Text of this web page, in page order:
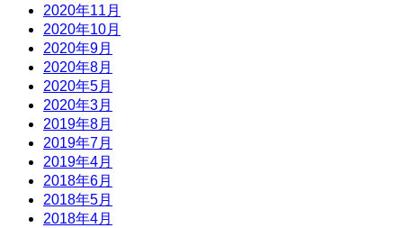
2020年11月
2020年10月
2020年9月
2020年8月
2020年5月
2020年3月
2019年8月
2019年7月
2019年4月
2018年6月
2018年5月
2018年4月